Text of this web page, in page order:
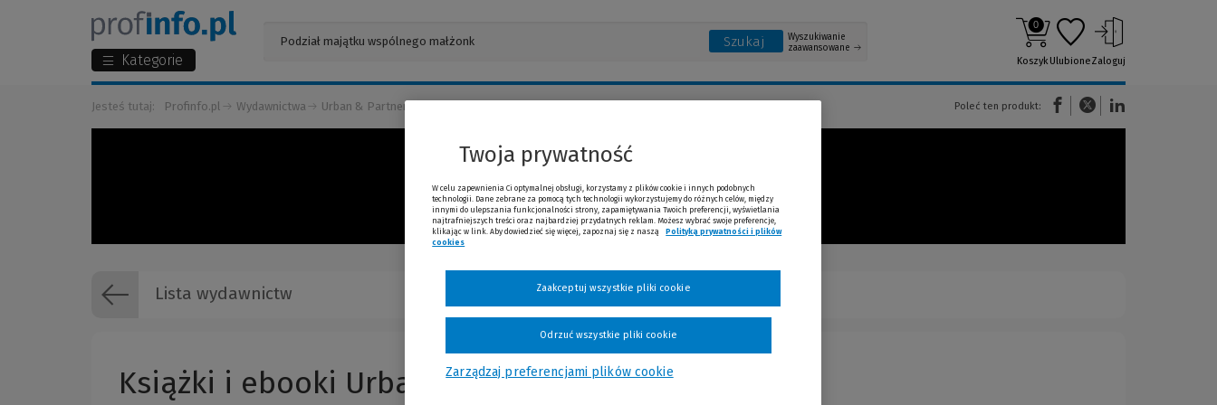
Kategorie
Szukaj
Wyszukiwanie
zaawansowane
0
KoszykUlubioneZaloguj
Jesteś tutaj: Profinfo.pl Wydawnictwa Urban & Partner Poleć ten produkt:
(Nowe okno)(Link do innej strony)
Urban & Partner
Książki, ebooki i publikacje: Urban & Partner
Lista wydawnictw
Książki i ebooki Urban & Partner
Twoja prywatność
W celu zapewnienia Ci optymalnej obsługi, korzystamy z plików cookie i innych podobnych
technologii. Dane zebrane za pomocą tych technologii wykorzystujemy do różnych celów, między
innymi do ulepszania funkcjonalności strony, zapamiętywania Twoich preferencji, wyświetlania
najtrafniejszych treści oraz najbardziej przydatnych reklam. Możesz wybrać swoje preferencje,
klikając w link. Aby dowiedzieć się więcej, zapoznaj się z naszą
Polityką prywatności i plików
cookies
Zarządzaj preferencjami plików cookie
Odrzuć wszystkie pliki cookie
Zaakceptuj wszystkie pliki cookie